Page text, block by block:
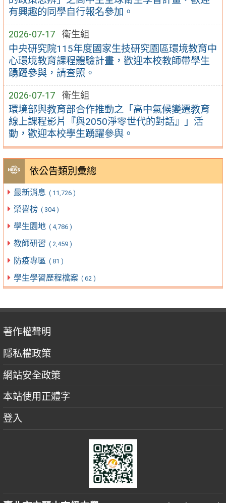
有興趣的同學自行報名參加。
2026-07-17 衛生組
中央研究院115年度國家生技研究園區環境教育中
心環境教育課程體驗計畫，歡迎本校教師帶學生
踴躍參與，請查照。
2026-07-17 衛生組
環境部與教育部合作推動之「高中氣候變遷教育
線上課程影片『與2050淨零世代的對話』」活
動，歡迎本校學生踴躍參與。
依公告類別彙總
最新消息 ( 11,726 )
榮譽榜 ( 304 )
學生園地 ( 4,786 )
教師研習 ( 2,459 )
防疫專區 ( 81 )
學生學習歷程檔案 ( 62 )
著作權聲明
隱私權政策
網站安全政策
本站使用正體字
登入